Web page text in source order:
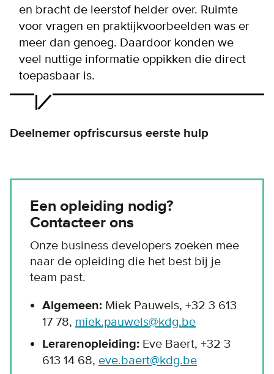
en bracht de leerstof helder over. Ruimte
voor vragen en praktijkvoorbeelden was er
meer dan genoeg. Daardoor konden we
veel nuttige informatie oppikken die direct
toepasbaar is.
Deelnemer opfriscursus eerste hulp
Een opleiding nodig?
Contacteer ons
Onze business developers zoeken mee
naar de opleiding die het best bij je
team past.
Algemeen: Miek Pauwels, +32 3 613
17 78, miek.pauwels@kdg.be
Lerarenopleiding: Eve Baert, +32 3
613 14 68, eve.baert@kdg.be